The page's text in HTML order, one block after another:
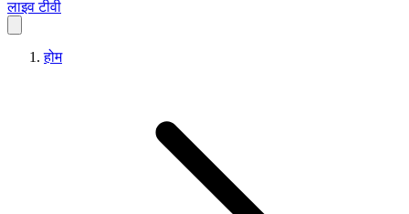
लाइव टीवी
होम